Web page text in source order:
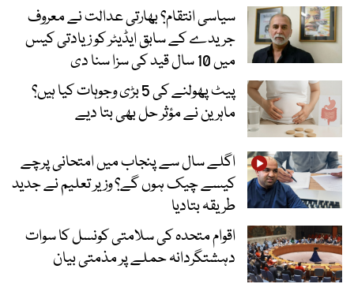
سیاسی انتقام؟ بھارتی عدالت نے معروف
جریدے کے سابق ایڈیٹر کو زیادتی کیس
میں 10 سال قید کی سزا سنا دی
پیٹ پھولنے کی 5 بڑی وجوہات کیا ہیں؟
ماہرین نے مؤثر حل بھی بتا دیے
اگلے سال سے پنجاب میں امتحانی پرچے
کیسے چیک ہوں گے؟ وزیر تعلیم نے جدید
طریقہ بتادیا
اقوام متحدہ کی سلامتی کونسل کا سوات
دہشتگردانہ حملے پر مذمتی بیان